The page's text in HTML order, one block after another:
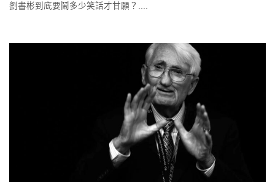
劉書彬到底要鬧多少笑話才甘願？....